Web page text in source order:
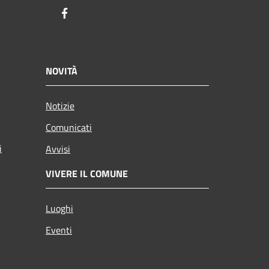
NOVITÀ
Notizie
Comunicati
Avvisi
VIVERE IL COMUNE
Luoghi
Eventi